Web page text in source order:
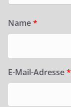
Name*
E-Mail-Adresse*